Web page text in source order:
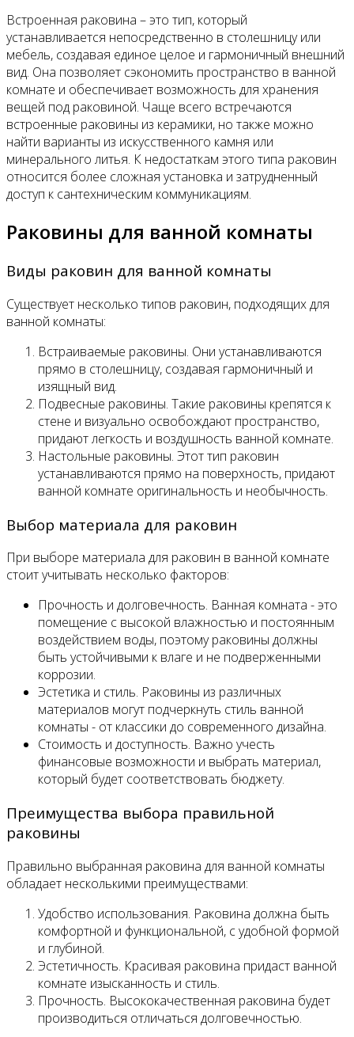
Встроенная раковина – это тип, который
устанавливается непосредственно в столешницу или
мебель, создавая единое целое и гармоничный внешний
вид. Она позволяет сэкономить пространство в ванной
комнате и обеспечивает возможность для хранения
вещей под раковиной. Чаще всего встречаются
встроенные раковины из керамики, но также можно
найти варианты из искусственного камня или
минерального литья. К недостаткам этого типа раковин
относится более сложная установка и затрудненный
доступ к сантехническим коммуникациям.
Раковины для ванной комнаты
Виды раковин для ванной комнаты
Существует несколько типов раковин, подходящих для
ванной комнаты:
Встраиваемые раковины. Они устанавливаются
прямо в столешницу, создавая гармоничный и
изящный вид.
Подвесные раковины. Такие раковины крепятся к
стене и визуально освобождают пространство,
придают легкость и воздушность ванной комнате.
Настольные раковины. Этот тип раковин
устанавливаются прямо на поверхность, придают
ванной комнате оригинальность и необычность.
Выбор материала для раковин
При выборе материала для раковин в ванной комнате
стоит учитывать несколько факторов:
Прочность и долговечность. Ванная комната - это
помещение с высокой влажностью и постоянным
воздействием воды, поэтому раковины должны
быть устойчивыми к влаге и не подверженными
коррозии.
Эстетика и стиль. Раковины из различных
материалов могут подчеркнуть стиль ванной
комнаты - от классики до современного дизайна.
Стоимость и доступность. Важно учесть
финансовые возможности и выбрать материал,
который будет соответствовать бюджету.
Преимущества выбора правильной
раковины
Правильно выбранная раковина для ванной комнаты
обладает несколькими преимуществами:
Удобство использования. Раковина должна быть
комфортной и функциональной, с удобной формой
и глубиной.
Эстетичность. Красивая раковина придаст ванной
комнате изысканность и стиль.
Прочность. Высококачественная раковина будет
производиться отличаться долговечностью.